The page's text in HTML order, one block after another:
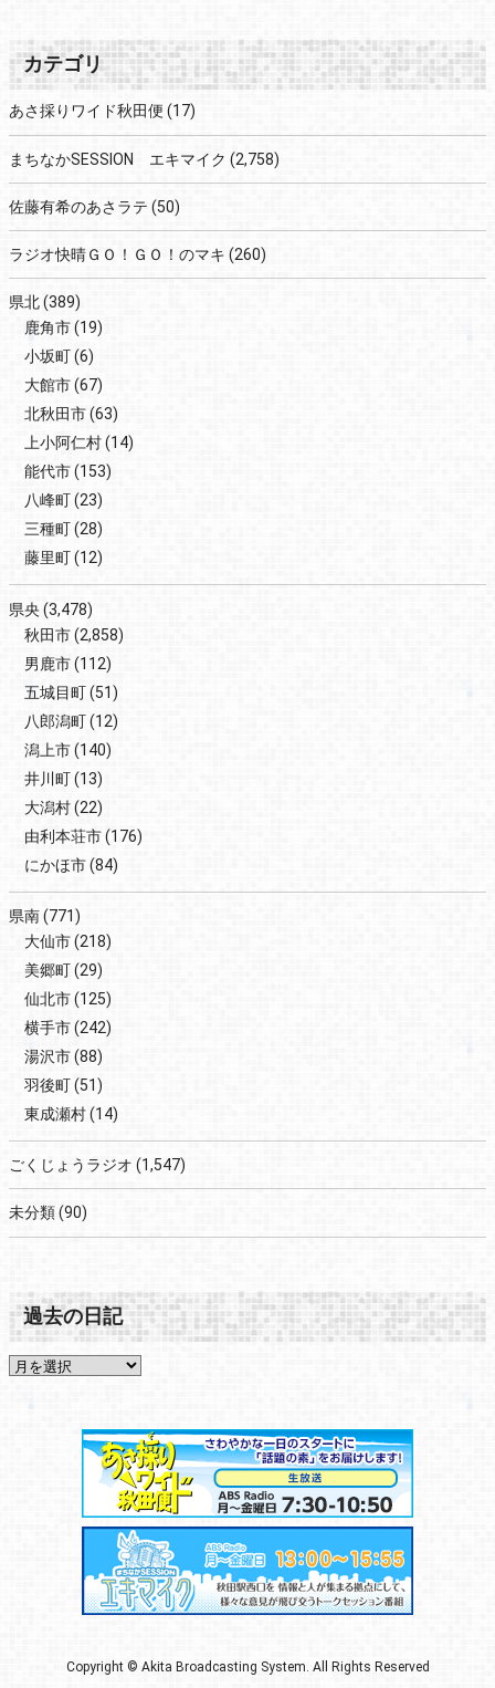
カテゴリ
あさ採りワイド秋田便 (17)
まちなかSESSION エキマイク (2,758)
佐藤有希のあさラテ (50)
ラジオ快晴ＧＯ！ＧＯ！のマキ (260)
県北(389)
鹿角市(19)
小坂町(6)
大館市(67)
北秋田市(63)
上小阿仁村(14)
能代市(153)
八峰町(23)
三種町(28)
藤里町(12)
県央(3,478)
秋田市(2,858)
男鹿市(112)
五城目町(51)
八郎潟町(12)
潟上市(140)
井川町(13)
大潟村(22)
由利本荘市(176)
にかほ市(84)
県南(771)
大仙市(218)
美郷町(29)
仙北市(125)
横手市(242)
湯沢市(88)
羽後町(51)
東成瀬村(14)
ごくじょうラジオ (1,547)
未分類(90)
過去の日記
Copyright © Akita Broadcasting System. All Rights Reserved